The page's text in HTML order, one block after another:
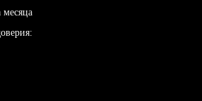
месяца